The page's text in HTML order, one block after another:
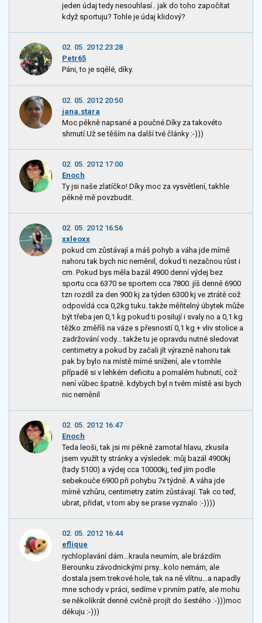
jeden údaj tedy nesouhlasí.. jak do toho započítat
když sportuju? Tohle je údaj klidový?
02. 05. 2012 23:28
Petr65
Páni, to je sqělé, díky.
02. 05. 2012 20:50
jana.stara
Moc pěkně napsané a poučné.Díky za takovéto
shrnutí.Už se těším na další tvé články :-)))
02. 05. 2012 17:00
Enoch
Ty jsi naše zlatíčko! Díky moc za vysvětlení, takhle
pěkně mě povzbudit.
02. 05. 2012 16:56
xxleoxx
pokud cm zůstávají a máš pohyb a váha jde mírně
nahoru tak bych nic neměnil, dokud ti nezačnou růst i
cm. Pokud bys měla bazál 4900 denní výdej bez
sportu cca 6370 se sportem cca 7800. jíš denně 6900
tzn rozdíl za den 900 kj za týden 6300 kj ve ztrátě což
odpovídá cca 0,2kg tuku. takže měřitelný úbytek může
být třeba jen 0,1 kg pokud ti posilují i svaly no a 0,1 kg
těžko změříš na váze s přesností 0,1 kg + vliv stolice a
zadržování vody... takže tu je opravdu nutné sledovat
centimetry a pokud by začali jít výrazně nahoru tak
pak by bylo na místě mírné snížení, ale v tomhle
případě si v lehkém deficitu a pomalém hubnutí, což
není vůbec špatně. kdybych byl n tvém místě asi bych
nic neměnil
02. 05. 2012 16:47
Enoch
Teda leoši, tak jsi mi pěkně zamotal hlavu, zkusila
jsem využít ty stránky a výsledek: můj bazál 4900kj
(tady 5100) a výdej cca 10000kj, teď jím podle
sebekouče 6900 při pohybu 7x týdně. A váha jde
mírně vzhůru, centimetry zatím zůstávají. Tak co teď,
ubrat, přidat, v tom aby se prase vyznalo :-))))
02. 05. 2012 16:44
eflique
rychloplavání dám...kraula neumím, ale brázdím
Berounku závodnickými prsy...kolo nemám, ale
dostala jsem trekové hole, tak na ně vlítnu...a napadly
mne schody v práci, sedíme v prvním patře, ale mohu
se několikrát denně cvičně projít do šestého :-)))moc
děkuju :-)))